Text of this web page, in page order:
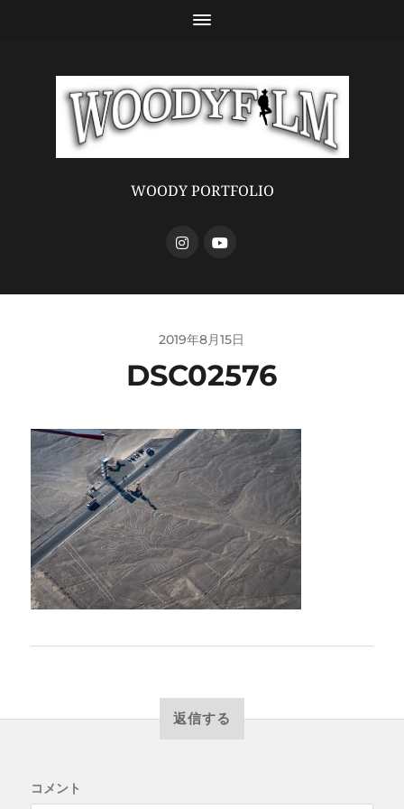
WOODY PORTFOLIO
2019年8月15日
DSC02576
返信する
コメント